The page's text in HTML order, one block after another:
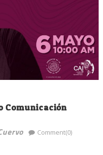
Comunicación
Comment(0)